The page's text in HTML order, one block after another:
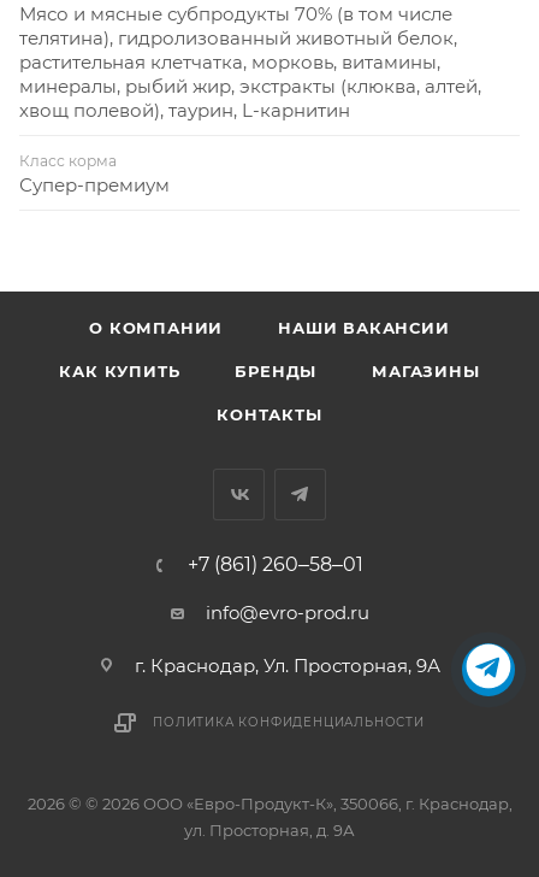
Мясо и мясные субпродукты 70% (в том числе
телятина), гидролизованный животный белок,
растительная клетчатка, морковь, витамины,
минералы, рыбий жир, экстракты (клюква, алтей,
хвощ полевой), таурин, L-карнитин
Класс корма
Супер-премиум
О КОМПАНИИ НАШИ ВАКАНСИИ
КАК КУПИТЬ БРЕНДЫ МАГАЗИНЫ
КОНТАКТЫ
+7 (861) 260‒58‒01
info@evro-prod.ru
г. Краснодар, ​Ул. Просторная, 9А
ПОЛИТИКА КОНФИДЕНЦИАЛЬНОСТИ
2026 © © 2026 ООО «Евро-Продукт-К», 350066, г. Краснодар,
ул. Просторная, д. 9А